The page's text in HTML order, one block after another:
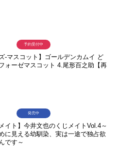
ズ-マスコット】ゴールデンカムイ ど
ォーゼマスコット 4.尾形百之助【再
予約受付中
メイト】今井文也のくじメイトVol.4～
に見える幼馴染、実は一途で独占欲
です～
発売中